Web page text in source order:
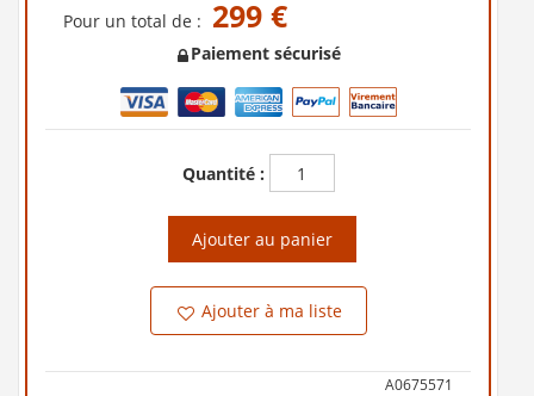
Pour un total de : 299 €
Paiement sécurisé
Quantité :
Ajouter au panier
Ajouter à ma liste
A0675571